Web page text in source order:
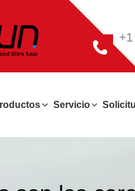
Servicio